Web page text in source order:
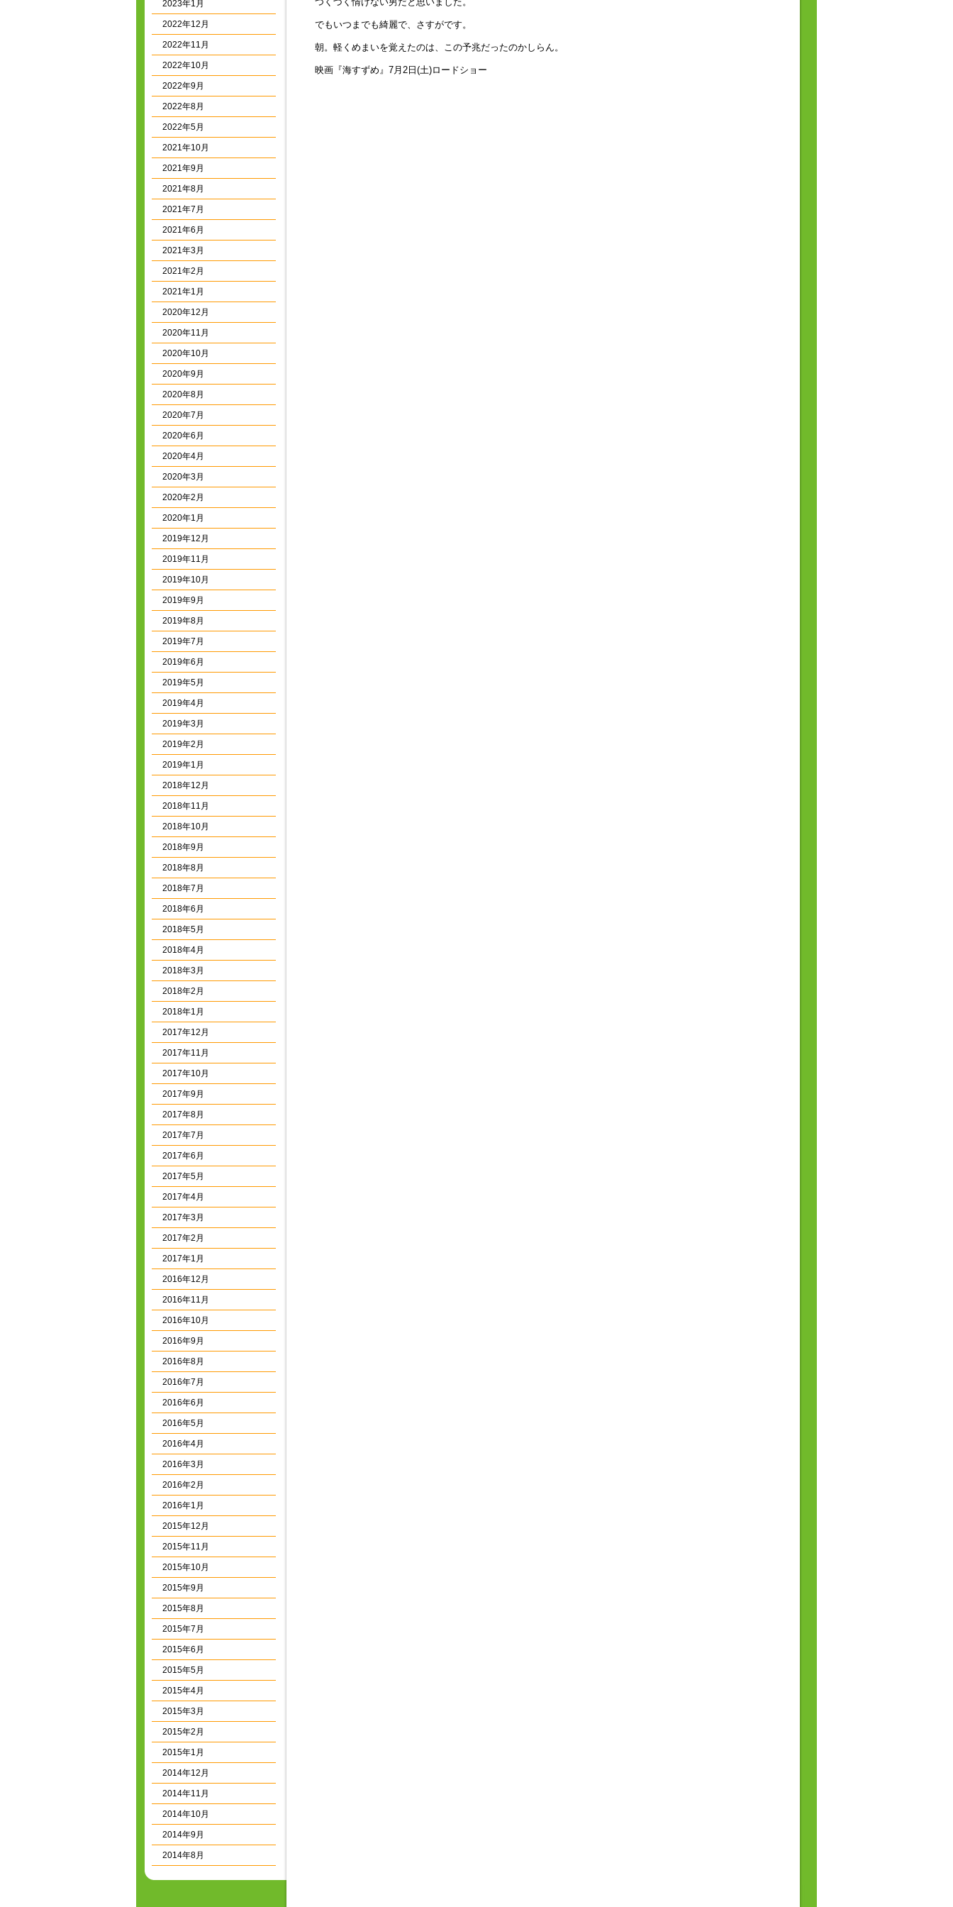
2023年1月
2022年12月
2022年11月
2022年10月
2022年9月
2022年8月
2022年5月
2021年10月
2021年9月
2021年8月
2021年7月
2021年6月
2021年3月
2021年2月
2021年1月
2020年12月
2020年11月
2020年10月
2020年9月
2020年8月
2020年7月
2020年6月
2020年4月
2020年3月
2020年2月
2020年1月
2019年12月
2019年11月
2019年10月
2019年9月
2019年8月
2019年7月
2019年6月
2019年5月
2019年4月
2019年3月
2019年2月
2019年1月
2018年12月
2018年11月
2018年10月
2018年9月
2018年8月
2018年7月
2018年6月
2018年5月
2018年4月
2018年3月
2018年2月
2018年1月
2017年12月
2017年11月
2017年10月
2017年9月
2017年8月
2017年7月
2017年6月
2017年5月
2017年4月
2017年3月
2017年2月
2017年1月
2016年12月
2016年11月
2016年10月
2016年9月
2016年8月
2016年7月
2016年6月
2016年5月
2016年4月
2016年3月
2016年2月
2016年1月
2015年12月
2015年11月
2015年10月
2015年9月
2015年8月
2015年7月
2015年6月
2015年5月
2015年4月
2015年3月
2015年2月
2015年1月
2014年12月
2014年11月
2014年10月
2014年9月
2014年8月
でもいつまでも綺麗で、さすがです。
朝。軽くめまいを覚えたのは、この予兆だったのかしらん。
映画『海すずめ』7月2日(土)ロードショー